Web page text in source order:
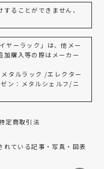
ることができません、
ヤーラック」は、他メー
加購入等の際はメーカー
タルラック /エレクター
ン：メタルシェルフ/ニ
定商取引法
ている記事・写真・図表